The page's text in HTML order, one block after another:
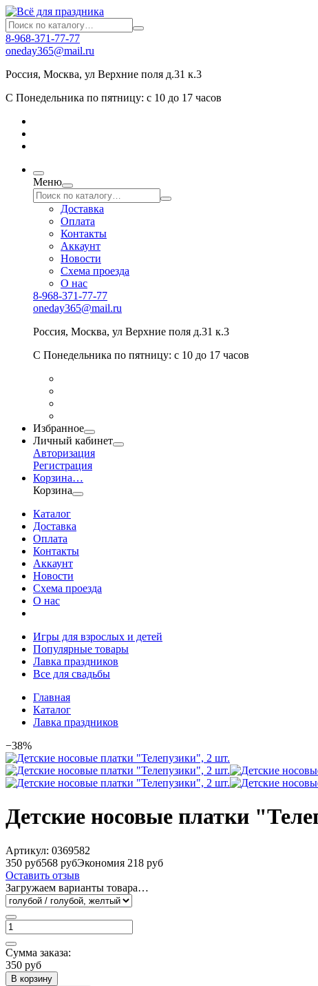
8-968-371-77-77
oneday365@mail.ru
Россия, Москва, ул Верхние поля д.31 к.3
С Понедельника по пятницу: с 10 до 17 часов
Меню
Доставка
Оплата
Контакты
Аккаунт
Новости
Схема проезда
О нас
8-968-371-77-77
oneday365@mail.ru
Россия, Москва, ул Верхние поля д.31 к.3
С Понедельника по пятницу: с 10 до 17 часов
Избранное
Личный кабинет
Авторизация
Регистрация
Корзина…
Корзина
Каталог
Доставка
Оплата
Контакты
Аккаунт
Новости
Схема проезда
О нас
Игры для взрослых и детей
Популярные товары
Лавка праздников
Все для свадьбы
Главная
Каталог
Лавка праздников
−38%
Детские носовые платки
Артикул: 0369582
350 руб568 рубЭкономия 218 руб
Оставить отзыв
Загружаем варианты товара…
Сумма заказа:
350 руб
В корзину